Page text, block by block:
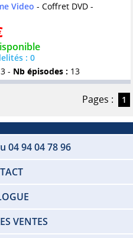
Video - Coffret DVD -
: 0
3 - Nb épisodes : 13
Pages : 1
04 94 04 78 96
VENTES